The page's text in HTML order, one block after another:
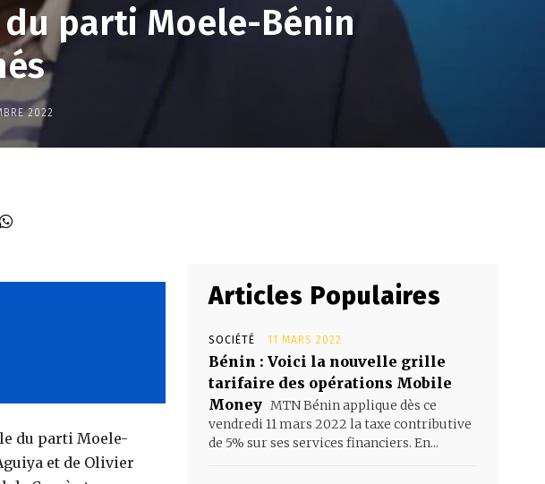
parti Moele-Bénin
2022
du parti Moele-
et de Olivier
Articles Populaires
SOCIÉTÉ 11 MARS 2022
Bénin : Voici la nouvelle grille
tarifaire des opérations Mobile
Money MTN Bénin applique dès ce
vendredi 11 mars 2022 la taxe contributive
de 5% sur ses services financiers. En...